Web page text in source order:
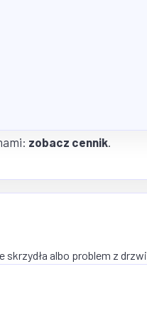
zobacz cennik.
albo problem z